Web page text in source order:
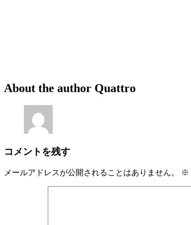
About the author Quattro
コメントを残す
メールアドレスが公開されることはありません。 ※